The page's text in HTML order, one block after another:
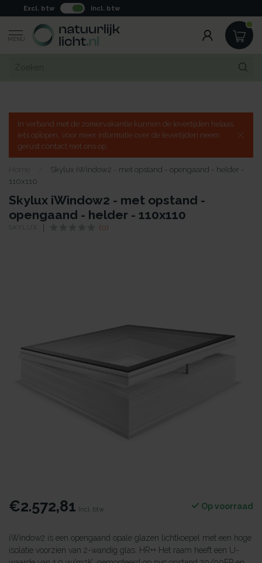
Excl. btw Incl. btw
MENU
In verband met de zomervakantie kunnen de levertijden helaas
iets oplopen. Voor meer informatie over de levertijden neem
gerust contact met ons op.
Home
Skylux iWindow2 - met opstand - opengaand - helder -
110x110
Skylux iWindow2 - met opstand -
opengaand - helder - 110x110
SKYLUX (0)
€2.572,81 Incl. btw Op voorraad
iWindow2 is een opengaand opale glazen lichtkoepel met een hoge
isolatie voorzien van 2-wandig glas. HR++ Het raam heeft een U-